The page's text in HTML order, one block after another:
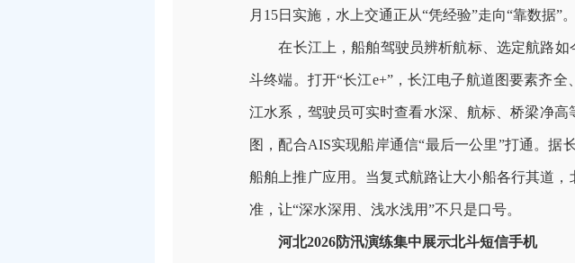
月 15日实施，水上交通正从“凭经验”走向“靠数据”。
在长江上，船舶驾驶员辨析航标、选定航路如
斗终端。打开“长江e+”，长江电子航道图要素齐全
江水系，驾驶员可实时查看水深、航标、桥梁净
图，配合AIS实现船岸通信“最后一公里”打通。据
船舶上推广应用。当复式航路让大小船各行其道，
准，让“深水深用、浅水浅用”不只是口号。
河北2026防汛演练集中展示北斗短信手机